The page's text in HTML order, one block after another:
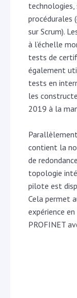
technologies,
procédurales
sur Scrum).
à l’échelle
tests de
également
tests en
les
2019 à la
contient la
de
topologie
pilote est
Cela permet
expérience
PROFINET